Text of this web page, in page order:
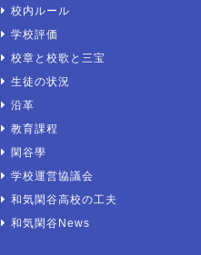
校内ルール
学校評価
校章と校歌と三宝
生徒の状況
沿革
教育課程
閑谷學
学校運営協議会
和気閑谷高校の工夫
和気閑谷News